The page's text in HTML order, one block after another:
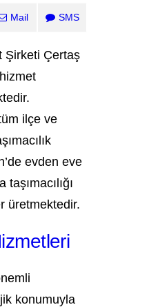
Mail SMS
Şirketi Çertaş
ilçe ve
evden eve
üretmektedir.
konumuyla